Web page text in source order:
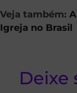
Veja também:
Igreja no Brasil
Deixe